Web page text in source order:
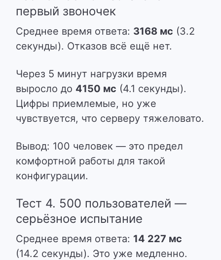
первый звоночек
Среднее время ответа: 3168 мс (3.2
секунды). Отказов всё ещё нет.
Через 5 минут нагрузки время
выросло до 4150 мс (4.1 секунды).
Цифры приемлемые, но уже
чувствуется, что серверу тяжеловато.
Вывод: 100 человек — это предел
комфортной работы для такой
конфигурации.
Тест 4. 500 пользователей —
серьёзное испытание
Среднее время ответа: 14 227 мс
(14.2 секунды). Это уже медленно.